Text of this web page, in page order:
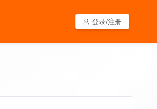
登录/注册
登录/注册